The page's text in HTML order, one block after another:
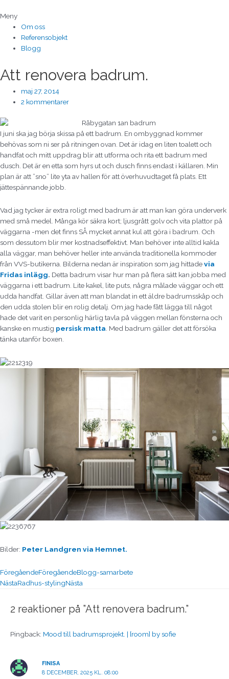
till
innehåll
Meny
Om oss
Referensobjekt
Blogg
Att renovera badrum.
maj 27, 2014
2 kommentarer
I juni ska jag börja skissa på ett badrum. En ombyggnad kommer
behövas som ni ser på ritningen ovan. Det är idag en liten toalett och
handfat och mitt uppdrag blir att utforma och rita ett badrum med
dusch. Det är en etta som hyrs ut och dusch finns endast i källaren. Min
plan är att ”sno” lite yta av hallen för att överhuvudtaget få plats. Ett
jättespännande jobb.
Vad jag tycker är extra roligt med badrum är att man kan göra underverk
med små medel. Många kör säkra kort; ljusgrått golv och vita plattor på
väggarna -men det finns SÅ mycket annat kul att göra i badrum. Och
som dessutom blir mer kostnadseffektivt. Man behöver inte alltid kakla
alla väggar, man behöver heller inte använda traditionella kommoder
från VVS-butikerna. Bilderna nedan är inspiration som jag hittadevia
Fridas inlägg. Detta badrum visar hur man på flera sätt kan jobba med
väggarna i ett badrum. Lite kakel, lite puts, några målade väggar och ett
udda handfat. Gillar även att man blandat in ett äldre badrumsskåp och
den udda stolen blir en rolig detalj. Om jag hade fått lägga till något
hade det varit en personlig härlig tavla på väggen mellan fönsterna och
kanske en mustig persisk matta . Med badrum gäller det att försöka
tänka utanför boxen.
Bilder: Peter Landgren via Hemnet.
FöregåendeFöregåendeBlogg-samarbete
NästaRadhus-stylingNästa
2 reaktioner på ”Att renovera badrum.”
Pingback: Mood till badrumsprojekt. | [room] by sofie
FINISA
8 DECEMBER, 2025 KL. 08:00